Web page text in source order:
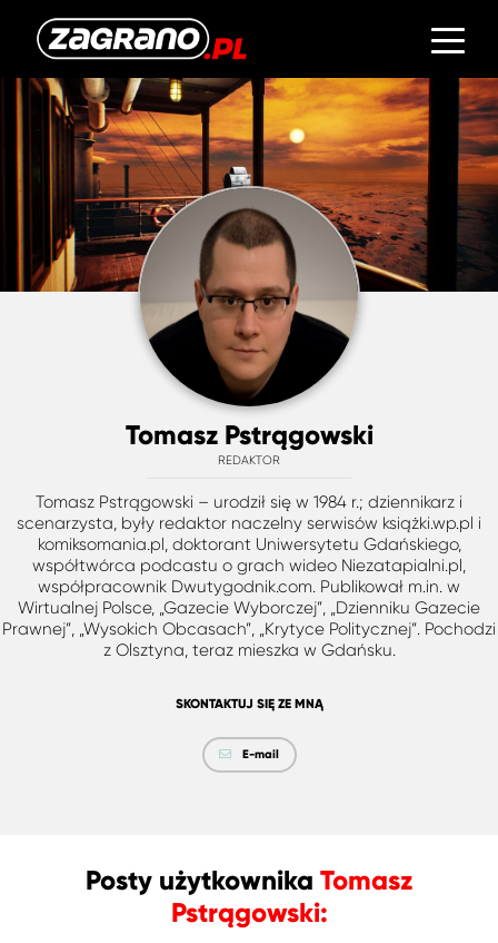
Tomasz Pstrągowski
REDAKTOR
Tomasz Pstrągowski – urodził się w 1984 r.; dziennikarz i
scenarzysta, były redaktor naczelny serwisów książki.wp.pl i
komiksomania.pl, doktorant Uniwersytetu Gdańskiego,
współtwórca podcastu o grach wideo Niezatapialni.pl,
współpracownik Dwutygodnik.com. Publikował m.in. w
Wirtualnej Polsce, „Gazecie Wyborczej”, „Dzienniku Gazecie
Prawnej”, „Wysokich Obcasach”, „Krytyce Politycznej”. Pochodzi
z Olsztyna, teraz mieszka w Gdańsku.
SKONTAKTUJ SIĘ ZE MNĄ
E-mail
Posty użytkownika Tomasz
Pstrągowski: